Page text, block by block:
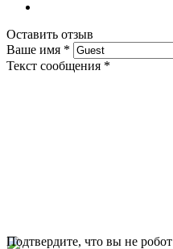
Оставить отзыв
Ваше имя *
Текст сообщения *
Подтвердите, что вы не робот